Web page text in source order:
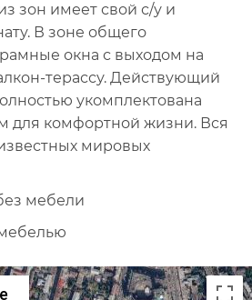
зон имеет свой с/у и
В зоне общего
окна с выходом на
терассу. Действующий
укомплектована
для комфортной жизни. Вся
мировых
мебели